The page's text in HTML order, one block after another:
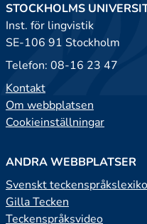
STOCKHOLMS
Inst. för lingvistik
SE-106 91 Stockholm
Telefon: 08-16 23 47
Kontakt
Om webbplatsen
Cookieinställningar
ANDRA WEBBPLATSER
Svenskt
Gilla Tecken
Teckenspråksvideo